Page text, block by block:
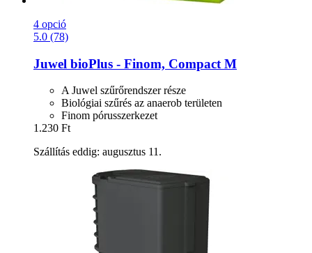
4 opció
5.0 (78)
Juwel bioPlus -​ Finom, Compact M
A Juwel szűrőrendszer része
Biológiai szűrés az anaerob területen
Finom pórusszerkezet
1.230 Ft
Szállítás eddig: augusztus 11.